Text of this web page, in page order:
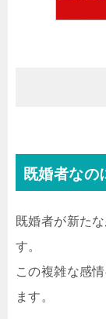
既婚者なの
既婚者が新た
す。
この複雑な感
ます。